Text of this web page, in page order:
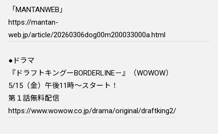
「MANTANWEB」
https://mantan-
web.jp/article/20260306dog00m200033000a.html
●ドラマ
『ドラフトキングーBORDERLINE－』（WOWOW）
5/15（金）午後11時～スタート！
第１話無料配信
https://www.wowow.co.jp/drama/original/draftking2/